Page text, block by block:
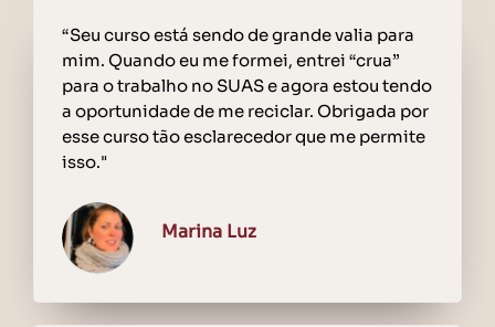
“Seu curso está sendo de grande valia para
mim. Quando eu me formei, entrei “crua”
para o trabalho no SUAS e agora estou tendo
a oportunidade de me reciclar. Obrigada por
esse curso tão esclarecedor que me permite
isso."
Marina Luz